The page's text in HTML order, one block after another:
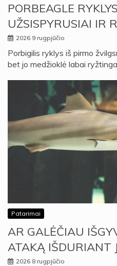
PORBEAGLE
UŽSISPYRUSIAI IR
2026 9 rugpjūčio
Porbigilis ryklys iš pirmo
bet jo medžioklė labai
Patarimai
AR GALĖČIAU
ATAKĄ IŠDURIANT
2026 8 rugpjūčio